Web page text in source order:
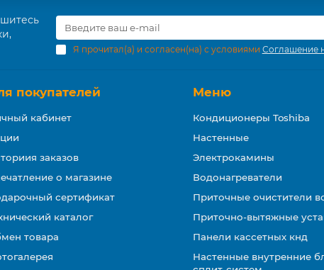
Я прочитал(а) и согласен(на) с условиями Соглашение
покупателей
кабинет
заказов
о магазине
сертификат
каталог
товара
Меню
Кондиционеры Toshiba
Настенные
Электрокамины
Водонагреватели
Приточные очистители
Приточно-вытяжные
Панели кассетных кнд
Настенные внутренние